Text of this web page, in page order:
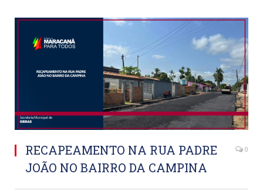
RECAPEAMENTO NA RUA PADRE
JOÃO NO BAIRRO DA CAMPINA
0